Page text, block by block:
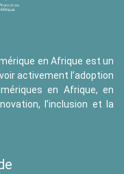
en Afrique est un
activement l’adoption
en Afrique, en
l’inclusion et la